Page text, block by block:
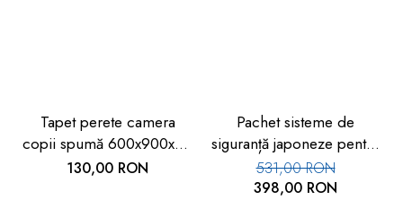
Tapet perete camera
copii spumă 600x900x9 -
Siguranță copii
130,00 RON
Pachet sisteme de
siguranță japoneze pentru
copii, 11 piese
531,00 RON
398,00 RON